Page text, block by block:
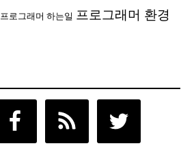
프로그래머 하는일 프로그래머 환경